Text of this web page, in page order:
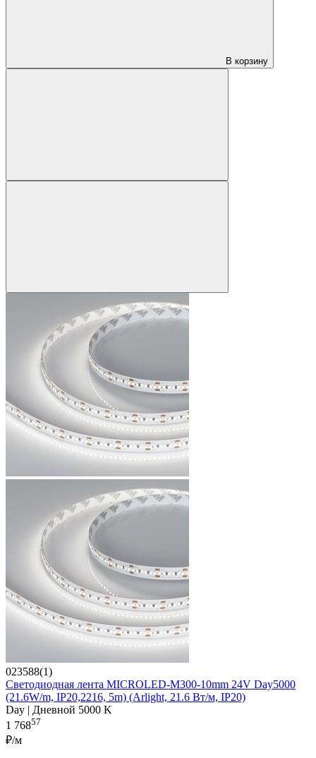
В корзину
023588(1)
Светодиодная лента MICROLED-M300-10mm 24V Day5000
(21.6W/m, IP20,2216, 5m) (Arlight, 21.6 Вт/м, IP20)
Day | Дневной 5000 K
1 76857
₽/м